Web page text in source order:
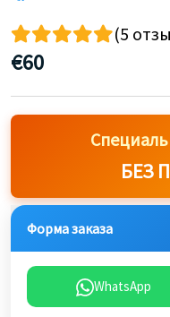
(5
€60
БЕЗ
Форма заказа
WhatsApp